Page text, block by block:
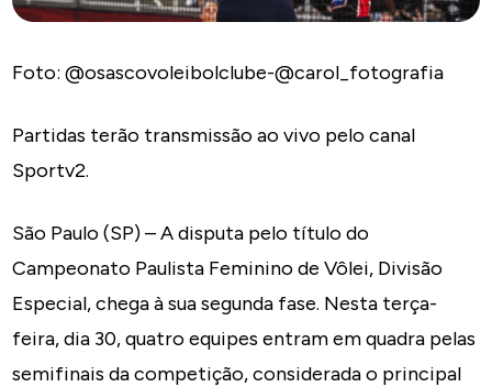
Foto: @osascovoleibolclube-@carol_fotografia
Partidas terão transmissão ao vivo pelo canal
Sportv2.
São Paulo (SP) – A disputa pelo título do
Campeonato Paulista Feminino de Vôlei, Divisão
Especial, chega à sua segunda fase. Nesta terça-
feira, dia 30, quatro equipes entram em quadra pelas
semifinais da competição, considerada o principal